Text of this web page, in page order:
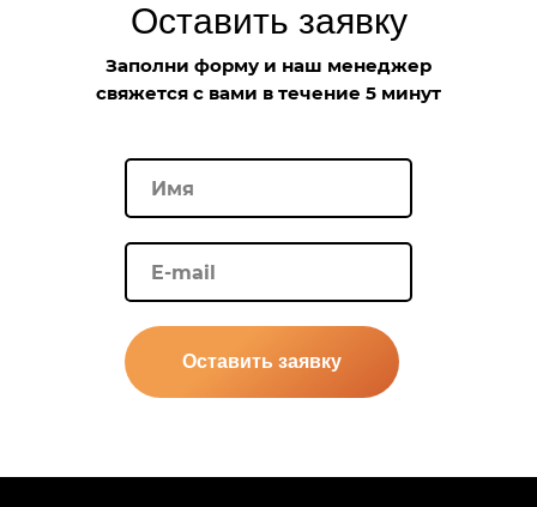
Оставить заявку
Заполни форму и наш менеджер
свяжется с вами в течение 5 минут